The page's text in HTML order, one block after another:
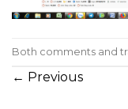
Both comments and
← Previous